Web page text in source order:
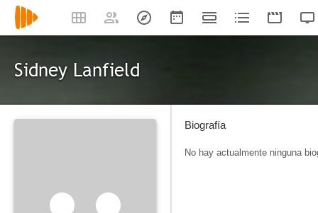
Sidney Lanfield
Biografía
No hay actualmente ninguna